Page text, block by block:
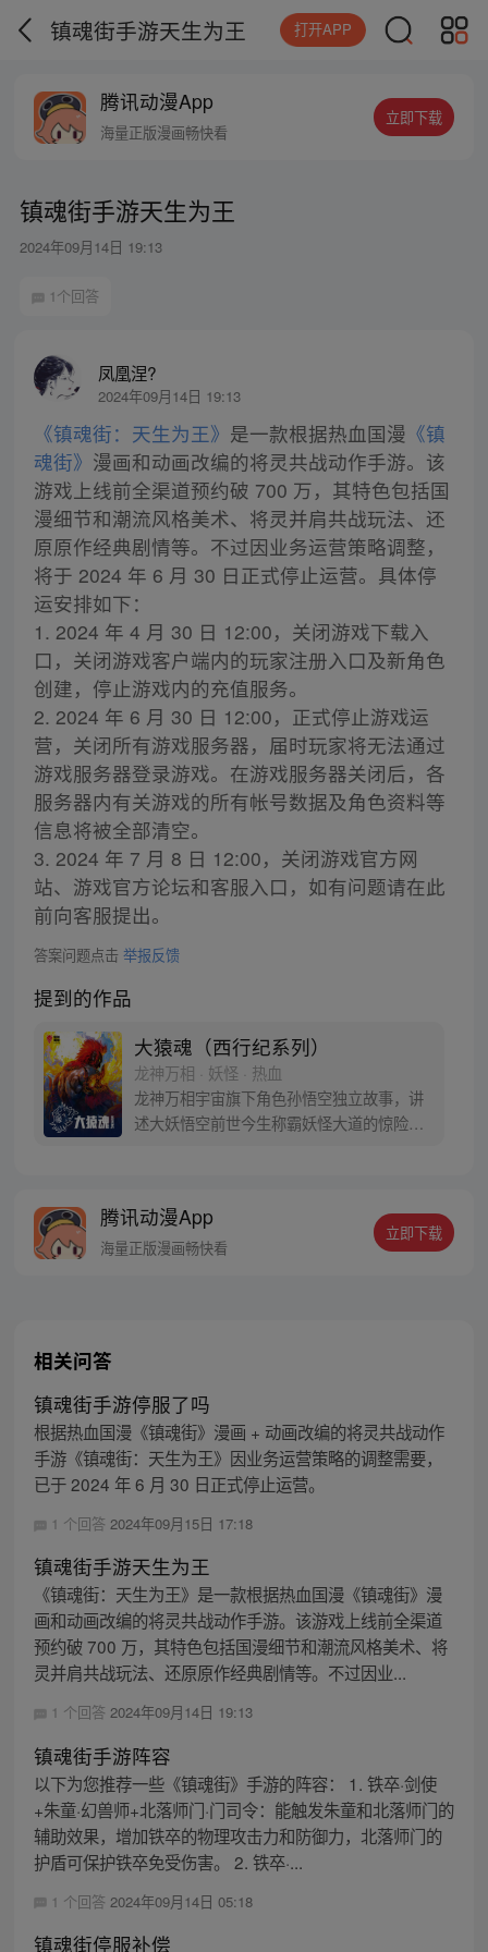
镇魂街手游天生为王 打开APP
腾讯动漫App
海量正版漫画畅快看
立即下载
镇魂街手游天生为王
2024年09月14日 19:13
1个回答
凤凰涅?
2024年09月14日 19:13
《镇魂街：天生为王》 是一款根据热血国漫 《镇
魂街》 漫画和动画改编的将灵共战动作手游。该
游戏上线前全渠道预约破 700 万，其特色包括国
漫细节和潮流风格美术、将灵并肩共战玩法、还
原原作经典剧情等。不过因业务运营策略调整，
将于 2024 年 6 月 30 日正式停止运营。具体停
运安排如下：
1. 2024 年 4 月 30 日 12:00，关闭游戏下载入
口，关闭游戏客户端内的玩家注册入口及新角色
创建，停止游戏内的充值服务。
2. 2024 年 6 月 30 日 12:00，正式停止游戏运
营，关闭所有游戏服务器，届时玩家将无法通过
游戏服务器登录游戏。在游戏服务器关闭后，各
服务器内有关游戏的所有帐号数据及角色资料等
信息将被全部清空。
3. 2024 年 7 月 8 日 12:00，关闭游戏官方网
站、游戏官方论坛和客服入口，如有问题请在此
前向客服提出。
答案问题点击 举报反馈
提到的作品
大猿魂（西行纪系列）
龙神万相 · 妖怪 · 热血
龙神万相宇宙旗下角色孙悟空独立故事，讲
述大妖悟空前世今生称霸妖怪大道的惊险历
人…六十年后，他再次破石而出，背负着守
护族人的希望和信念打败了妖怪大道的霸
腾讯动漫App
海量正版漫画畅快看
立即下载
相关问答
镇魂街手游停服了吗
根据热血国漫《镇魂街》漫画 + 动画改编的将灵共战动作
手游《镇魂街：天生为王》因业务运营策略的调整需要，
已于 2024 年 6 月 30 日正式停止运营。
1 个回答 2024年09月15日 17:18
镇魂街手游天生为王
《镇魂街：天生为王》是一款根据热血国漫《镇魂街》漫
画和动画改编的将灵共战动作手游。该游戏上线前全渠道
预约破 700 万，其特色包括国漫细节和潮流风格美术、将
灵并肩共战玩法、还原原作经典剧情等。不过因业...
1 个回答 2024年09月14日 19:13
镇魂街手游阵容
以下为您推荐一些《镇魂街》手游的阵容： 1. 铁卒·剑使
+朱童·幻兽师+北落师门·门司令：能触发朱童和北落师门的
辅助效果，增加铁卒的物理攻击力和防御力，北落师门的
护盾可保护铁卒免受伤害。 2. 铁卒·...
1 个回答 2024年09月14日 05:18
镇魂街停服补偿